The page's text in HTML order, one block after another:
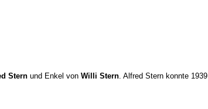
Stern und Enkel von Willi Stern. Alfred Stern konnte 1939